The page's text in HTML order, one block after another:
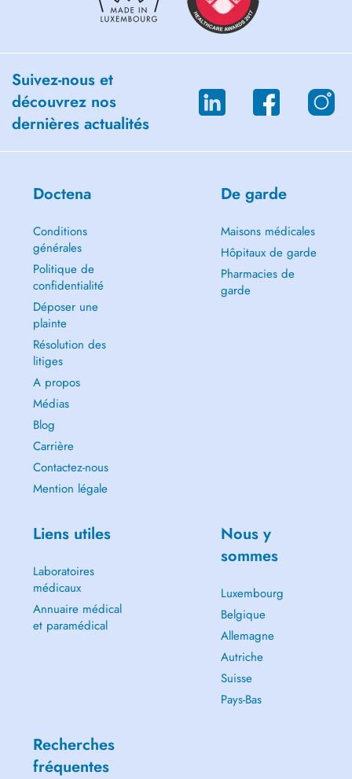
Suivez-nous et
découvrez nos
dernières actualités
Doctena
Conditions
générales
Politique de
confidentialité
Déposer une
plainte
Résolution des
litiges
A propos
Médias
Blog
Carrière
Contactez-nous
Mention légale
De garde
Maisons médicales
Hôpitaux de garde
Pharmacies de
garde
Liens utiles
Laboratoires
médicaux
Annuaire médical
et paramédical
Nous y
sommes
Luxembourg
Belgique
Allemagne
Autriche
Suisse
Pays-Bas
Recherches
fréquentes